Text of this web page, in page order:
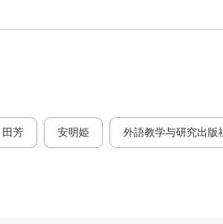
田芳 安明姫 外語教学与研究出版